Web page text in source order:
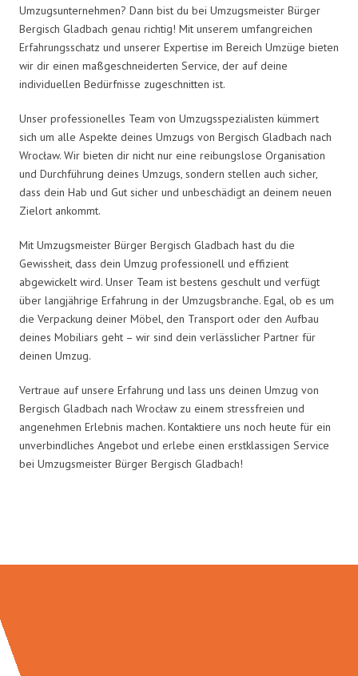
Umzugsunternehmen? Dann bist du bei Umzugsmeister Bürger
Bergisch Gladbach genau richtig! Mit unserem umfangreichen
Erfahrungsschatz und unserer Expertise im Bereich Umzüge bieten
wir dir einen maßgeschneiderten Service, der auf deine
individuellen Bedürfnisse zugeschnitten ist.
Unser professionelles Team von Umzugsspezialisten kümmert
sich um alle Aspekte deines Umzugs von Bergisch Gladbach nach
Wrocław. Wir bieten dir nicht nur eine reibungslose Organisation
und Durchführung deines Umzugs, sondern stellen auch sicher,
dass dein Hab und Gut sicher und unbeschädigt an deinem neuen
Zielort ankommt.
Mit Umzugsmeister Bürger Bergisch Gladbach hast du die
Gewissheit, dass dein Umzug professionell und effizient
abgewickelt wird. Unser Team ist bestens geschult und verfügt
über langjährige Erfahrung in der Umzugsbranche. Egal, ob es um
die Verpackung deiner Möbel, den Transport oder den Aufbau
deines Mobiliars geht – wir sind dein verlässlicher Partner für
deinen Umzug.
Vertraue auf unsere Erfahrung und lass uns deinen Umzug von
Bergisch Gladbach nach Wrocław zu einem stressfreien und
angenehmen Erlebnis machen. Kontaktiere uns noch heute für ein
unverbindliches Angebot und erlebe einen erstklassigen Service
bei Umzugsmeister Bürger Bergisch Gladbach!